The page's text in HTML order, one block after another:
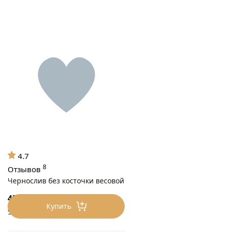
Купить
450
900 ₽/кг
Чернослив без косточки весовой
4.7
Отзывов 8